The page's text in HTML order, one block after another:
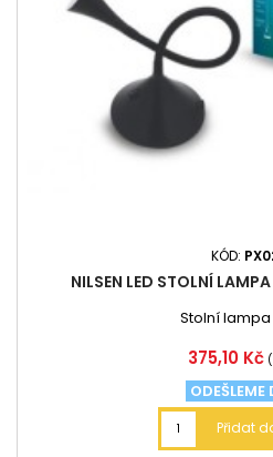
KÓD:
NILSEN LED STOLNÍ
Stolní lampa
Cena
375,10 Kč
ODEŠLEME
Přidat